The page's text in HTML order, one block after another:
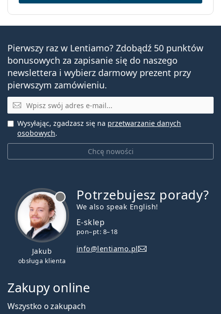
Pierwszy raz w Lentiamo? Zdobądź 50 punktów
bonusowych za zapisanie się do naszego
newslettera i wybierz darmowy prezent przy
pierwszym zamówieniu.
E-mail
Chcę nowości
Wysyłając, zgadzasz się na przetwarzanie danych
osobowych.
Jakub
obsługa klienta
Potrzebujesz porady?
We also speak English!
E-sklep
pon–pt: 8–18
info@lentiamo.pl
Zakupy online
Wszystko o zakupach